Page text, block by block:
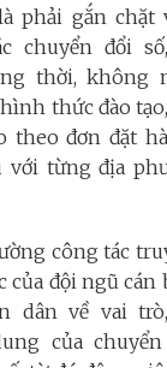
phải gắn
chuyển đổi
thời, không
thức đào
theo đơn đặt
với từng địa
công tác
của đội ngũ cán
dân về vai
của